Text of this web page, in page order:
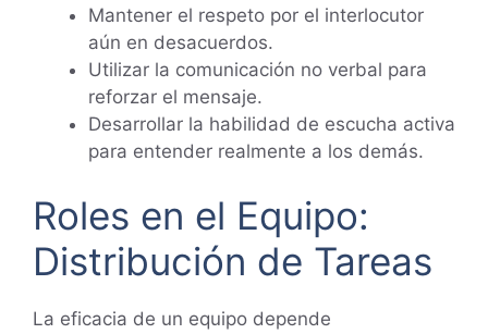
Mantener el respeto por el interlocutor
aún en desacuerdos.
Utilizar la comunicación no verbal para
reforzar el mensaje.
Desarrollar la habilidad de escucha activa
para entender realmente a los demás.
Roles en el Equipo:
Distribución de Tareas
La eficacia de un equipo depende